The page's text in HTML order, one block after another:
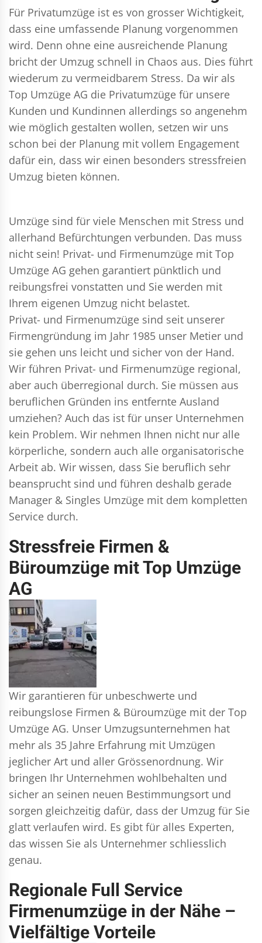
Für Privatumzüge ist es von grosser Wichtigkeit,
dass eine umfassende Planung vorgenommen
wird. Denn ohne eine ausreichende Planung
bricht der Umzug schnell in Chaos aus. Dies führt
wiederum zu vermeidbarem Stress. Da wir als
Top Umzüge AG die Privatumzüge für unsere
Kunden und Kundinnen allerdings so angenehm
wie möglich gestalten wollen, setzen wir uns
schon bei der Planung mit vollem Engagement
dafür ein, dass wir einen besonders stressfreien
Umzug bieten können.
Umzüge sind für viele Menschen mit Stress und
allerhand Befürchtungen verbunden. Das muss
nicht sein! Privat- und Firmenumzüge mit Top
Umzüge AG gehen garantiert pünktlich und
reibungsfrei vonstatten und Sie werden mit
Ihrem eigenen Umzug nicht belastet.
Privat- und Firmenumzüge sind seit unserer
Firmengründung im Jahr 1985 unser Metier und
sie gehen uns leicht und sicher von der Hand.
Wir führen Privat- und Firmenumzüge regional,
aber auch überregional durch. Sie müssen aus
beruflichen Gründen ins entfernte Ausland
umziehen? Auch das ist für unser Unternehmen
kein Problem. Wir nehmen Ihnen nicht nur alle
körperliche, sondern auch alle organisatorische
Arbeit ab. Wir wissen, dass Sie beruflich sehr
beansprucht sind und führen deshalb gerade
Manager & Singles Umzüge mit dem kompletten
Service durch.
Stressfreie Firmen &
Büroumzüge mit Top Umzüge
AG
Wir garantieren für unbeschwerte und
reibungslose Firmen & Büroumzüge mit der Top
Umzüge AG. Unser Umzugsunternehmen hat
mehr als 35 Jahre Erfahrung mit Umzügen
jeglicher Art und aller Grössenordnung. Wir
bringen Ihr Unternehmen wohlbehalten und
sicher an seinen neuen Bestimmungsort und
sorgen gleichzeitig dafür, dass der Umzug für Sie
glatt verlaufen wird. Es gibt für alles Experten,
das wissen Sie als Unternehmer schliesslich
genau.
Regionale Full Service
Firmenumzüge in der Nähe –
Vielfältige Vorteile